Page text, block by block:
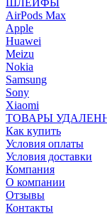
ШЛЕЙФЫ
AirPods Max
Apple
Huawei
Meizu
Nokia
Samsung
Sony
Xiaomi
ТОВАРЫ
Как купить
Условия оплаты
Условия доставки
Компания
О компании
Отзывы
Контакты